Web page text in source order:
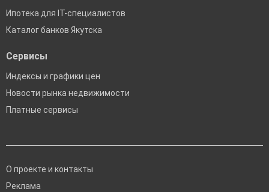
Ипотека для IT-специалистов
Каталог банков Якутска
Сервисы
Индексы и графики цен
Новости рынка недвижимости
Платные сервисы
О проекте и контакты
Реклама